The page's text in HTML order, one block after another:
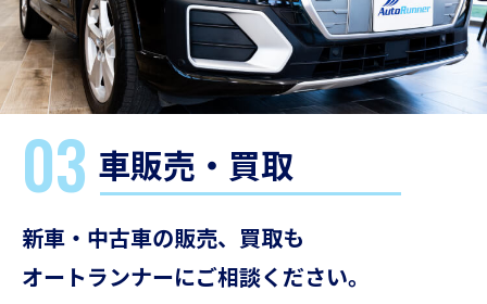
03 車販売・買取
新車・中古車の販売、買取も
オートランナーにご相談ください。